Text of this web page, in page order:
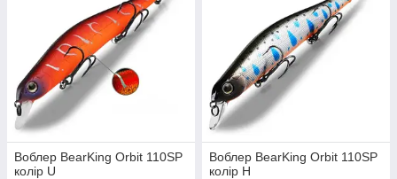
Воблер BearKing Orbit 110SP
колір U
Воблер BearKing Orbit 110SP
колір H